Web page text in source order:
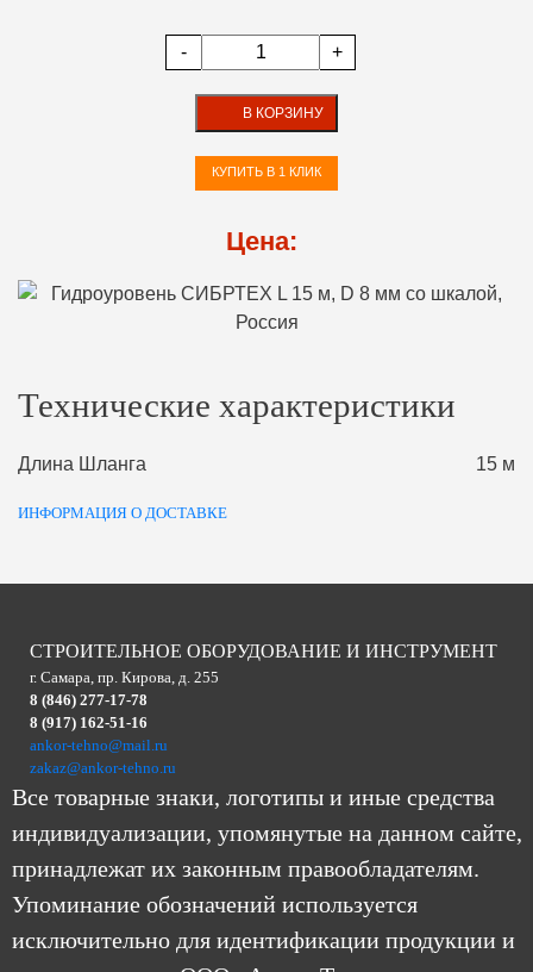
- +
В КОРЗИНУ
КУПИТЬ В 1 КЛИК
Цена:
Технические характеристики
Длина Шланга 15 м
ИНФОРМАЦИЯ О ДОСТАВКЕ
СТРОИТЕЛЬНОЕ ОБОРУДОВАНИЕ И ИНСТРУМЕНТ
г. Самара, пр. Кирова, д. 255
8 (846) 277-17-78
8 (917) 162-51-16
ankor-tehno@mail.ru
zakaz@ankor-tehno.ru
Все товарные знаки, логотипы и иные средства
индивидуализации, упомянутые на данном сайте,
принадлежат их законным правообладателям.
Упоминание обозначений используется
исключительно для идентификации продукции и